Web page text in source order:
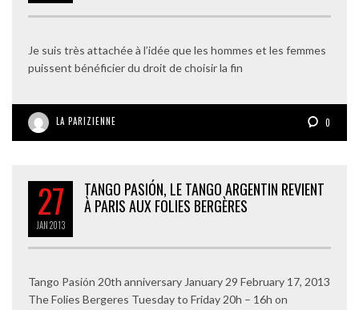
Je suis très attachée à l’idée que les hommes et les femmes
puissent bénéficier du droit de choisir la fin
LA PARIZIENNE 0
27
JAN2013
TANGO PASIÓN, LE TANGO ARGENTIN REVIENT
À PARIS AUX FOLIES BERGÈRES
Tango Pasión 20th anniversary January 29 February 17, 2013
The Folies Bergeres Tuesday to Friday 20h – 16h on